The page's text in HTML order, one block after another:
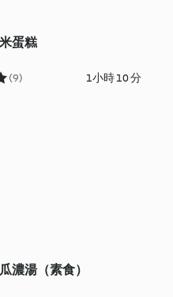
蛋糕
(9) 1小時 10 分
濃湯（素食）